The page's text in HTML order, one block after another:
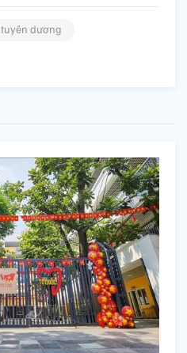
tuyên dương